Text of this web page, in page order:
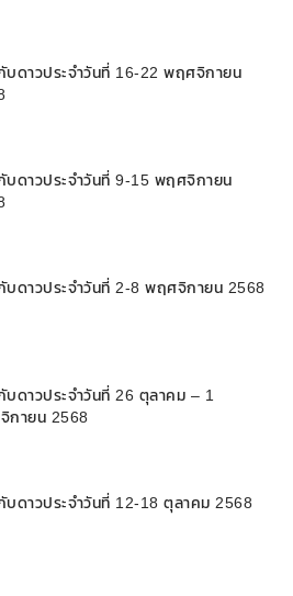
บดาวประจำวันที่ 16-22 พฤศจิกายน
บดาวประจำวันที่ 9-15 พฤศจิกายน
บดาวประจำวันที่ 2-8 พฤศจิกายน 2568
บดาวประจำวันที่ 26 ตุลาคม – 1
กายน 2568
บดาวประจำวันที่ 12-18 ตุลาคม 2568